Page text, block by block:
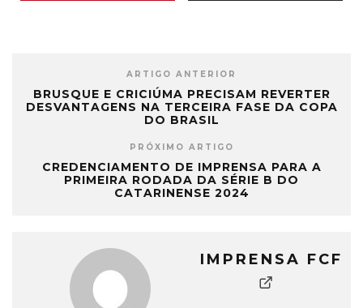
ARTIGO ANTERIOR
BRUSQUE E CRICIÚMA PRECISAM REVERTER
DESVANTAGENS NA TERCEIRA FASE DA COPA
DO BRASIL
PRÓXIMO ARTIGO
CREDENCIAMENTO DE IMPRENSA PARA A
PRIMEIRA RODADA DA SÉRIE B DO
CATARINENSE 2024
IMPRENSA FCF